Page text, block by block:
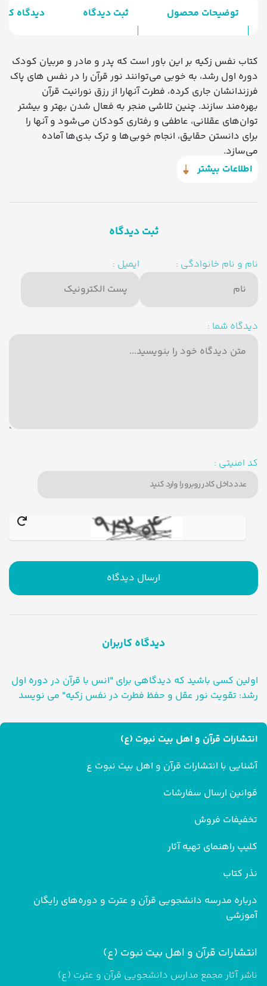
توضیحات محصول ثبت دیدگاه دیدگاه
کتاب نفس زکیه بر این باور است که پدر و مادر و مربیان کودک
دوره اول رشد، به خوبی می‌توانند نور قرآن را در نفس های پاک
فرزندانشان جاری کرده، فطرت آنهارا از رزق نورانیت قرآن
بهره‌مند سازند. چنین تلاشی منجر به فعال شدن بهتر و بیشتر
توان‌های عقلانی، عاطفی و رفتاری کودکان می‌شود و آنها را
برای دانستن حقایق، انجام خوبی‌ها و ترک بدی‌ها آماده
می‌سازد.
اطلاعات بیشتر
ثبت دیدگاه
نام و نام خانوادگی : ایمیل :
دیدگاه شما :
کد امنیتی :
ارسال دیدگاه
دیدگاه کاربران
اولین کسی باشید که دیدگاهی برای "انس با قرآن در دوره اول
رشد: تقویت نور عقل و حفظ فطرت در نفس زکیه" می نویسد
انتشارات قرآن و اهل بیت نبوت (ع)
آشنایی با انتشارات قرآن و اهل بیت نبوت ع
قوانین ارسال سفارشات
تخفیفات فروش
کلیپ راهنمای تهیه آثار
نذر کتاب
درباره مدرسه دانشجویی قرآن و عترت و دوره‌های رایگان
آموزشی
انتشارات قرآن و اهل بیت نبوت (ع)
ناشر آثار مجمع مدارس دانشجویی قرآن و عترت (ع)